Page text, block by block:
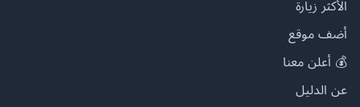
الأكثر زيارة
أضف موقع
💰 أعلن معنا
عن الدليل